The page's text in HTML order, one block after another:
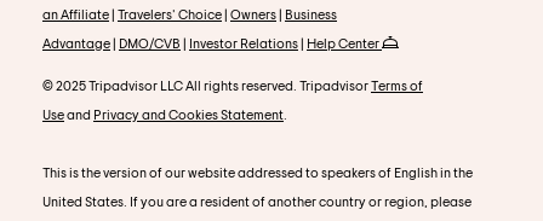
an Affiliate| Travelers' Choice| Owners| Business
Advantage| DMO/CVB | Investor Relations| Help Center
© 2025 Tripadvisor LLC All rights reserved. TripadvisorTerms of
Useand Privacy and Cookies Statement
This is the version of our website addressed to speakers of English in the
United States. If you are a resident of another country or region, please